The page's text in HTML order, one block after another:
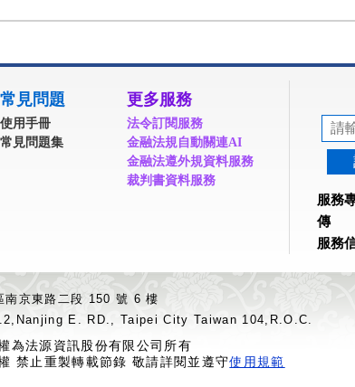
常見問題
使用手冊
常見問題集
更多服務
法令訂閱服務
金融法規自動關連AI
金融法遵外規資料服務
裁判書資料服務
服務
傳 真
服務
南京東路二段 150 號 6 樓
E. RD., Taipei City Taiwan 104,R.O.C.
為法源資訊股份有限公司所有
禁止重製轉載節錄 敬請詳閱並遵守使用規範